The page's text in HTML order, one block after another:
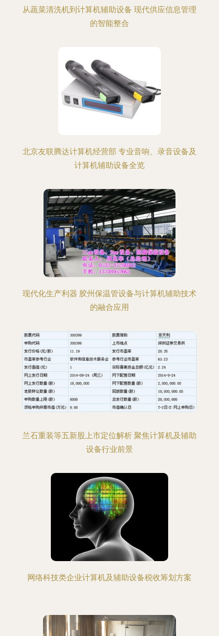
从蔬菜清洗机到计算机辅助设备 现代供应信息管理
的智能整合
北京友联腾达计算机经营部 专业音响、录音设备及
计算机辅助设备全览
现代化生产利器 胶州保温管设备与计算机辅助技术
的融合应用
兰石重装等五新股上市定位解析 聚焦计算机及辅助
设备行业前景
网络科技类企业计算机及辅助设备税收筹划方案